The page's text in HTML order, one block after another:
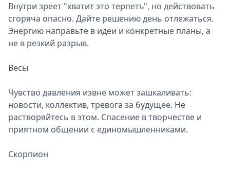
Внутри зреет "хватит это терпеть", но действовать
сгоряча опасно. Дайте решению день отлежаться.
Энергию направьте в идеи и конкретные планы, а
не в резкий разрыв.
Весы
Чувство давления извне может зашкаливать:
новости, коллектив, тревога за будущее. Не
растворяйтесь в этом. Спасение в творчестве и
приятном общении с единомышленниками.
Скорпион